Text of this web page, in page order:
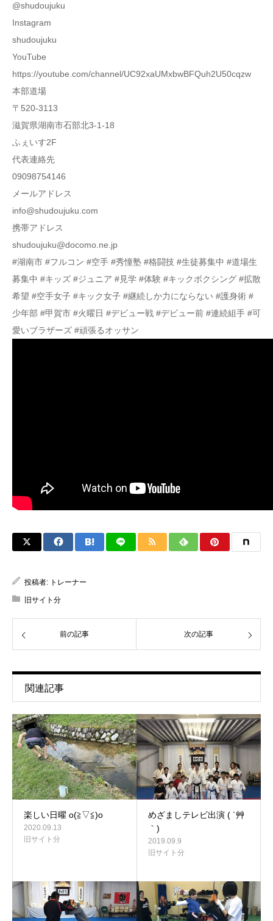
@shudoujuku
Instagram
shudoujuku
YouTube
https://youtube.com/channel/UC92xaUMxbwBFQuh2U50cqzw
本部道場
〒520-3113
滋賀県湖南市石部北3-1-18
ふぇいす2F
代表連絡先
09098754146
メールアドレス
info@shudoujuku.com
携帯アドレス
shudoujuku@docomo.ne.jp
#湖南市 #フルコン #空手 #秀憧塾 #格闘技 #生徒募集中 #道場生
募集中 #キッズ #ジュニア #見学 #体験 #キックボクシング #拡散
希望 #空手女子 #キック女子 #継続しか力にならない #護身術 #
少年部 #甲賀市 #火曜日 #デビュー戦 #デビュー前 #連続組手 #可
愛いブラザーズ #頑張るオッサン
投稿者: トレーナー
旧サイト分
前の記事 次の記事
関連記事
楽しい日曜 o(≧▽≦)o
2020.09.13
旧サイト分
めざましテレビ出演 ( ´艸
｀)
2019.09.9
旧サイト分